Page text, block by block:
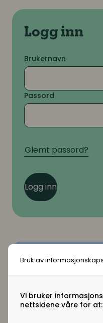
Bruk av
Vi bruker
nettsidene våre for at:
Logg inn
Brukernavn
Passord
Glemt passord?
Logg inn
ansatte tilgang til